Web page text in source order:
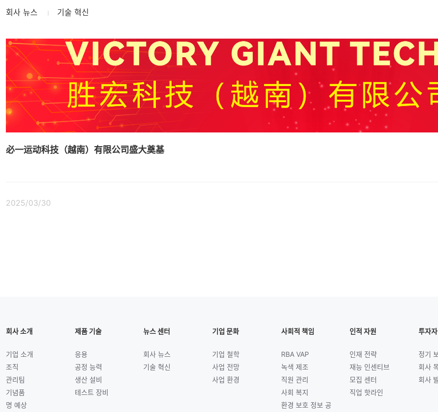
회사 뉴스 기술 혁신
必一运动科技（越南）有限公司盛大奠基
2025/03/30
회사 소개
기업 소개
조직
관리팀
기념품
명 예상
제품 기술
응용
공정 능력
생산 설비
테스트 장비
뉴스 센터
회사 뉴스
기술 혁신
기업 문화
기업 철학
사업 전망
사업 환경
사회적 책임
RBA VAP
녹색 제조
직원 관리
사회 복지
환경 보호 정보 공
인적 자원
인재 전략
재능 인센티브
모집 센터
직업 핫라인
투자자
정기
회사
회사